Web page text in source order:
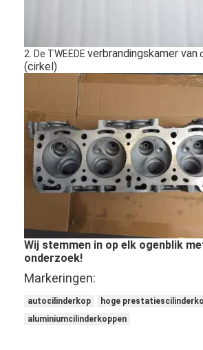
Producten
Over ons
Fabriekstocht
Kwaliteitscontrole
Neem contact met ons op
Chat Nu
het blok van de motorcilinder
2. De TWEEDEverbrandingskamer van
(cirkel)
Wij stemmen in op elk ogenblik
onderzoek!
Markeringen:
autocilinderkop
hoge
aluminiumcilinderkoppen